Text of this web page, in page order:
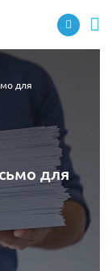
для
для